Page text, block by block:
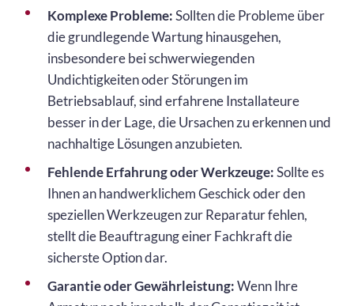
Komplexe Probleme:Sollten die Probleme über
die grundlegende Wartung hinausgehen,
insbesondere bei schwerwiegenden
Undichtigkeiten oder Störungen im
Betriebsablauf, sind erfahrene Installateure
besser in der Lage, die Ursachen zu erkennen und
nachhaltige Lösungen anzubieten.
Fehlende Erfahrung oder Werkzeuge:Sollte es
Ihnen an handwerklichem Geschick oder den
speziellen Werkzeugen zur Reparatur fehlen,
stellt die Beauftragung einer Fachkraft die
sicherste Option dar.
Garantie oder Gewährleistung:Wenn Ihre